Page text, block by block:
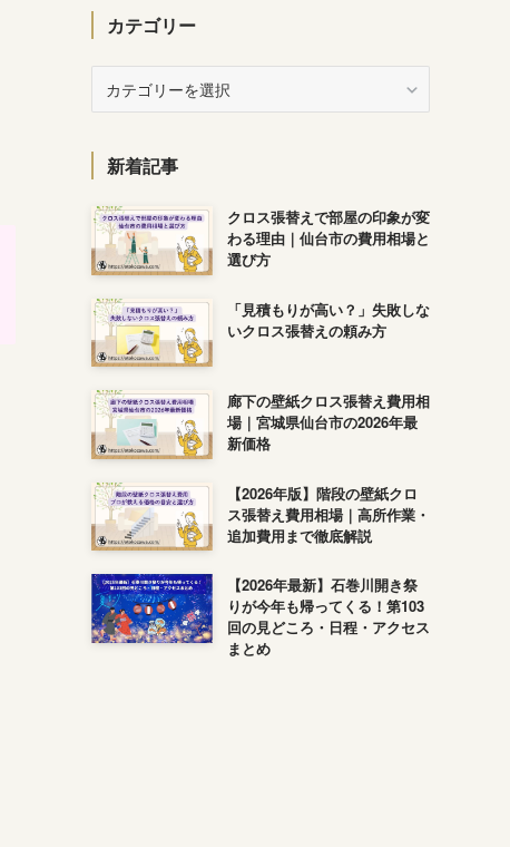
カテゴリー
リ
ー 新着記事
クロス張替えで部屋の印象が変
わる理由｜仙台市の費用相場と
選び方
「見積もりが高い？」失敗しな
いクロス張替えの頼み方
廊下の壁紙クロス張替え費用相
場｜宮城県仙台市の2026年最
新価格
【2026年版】階段の壁紙クロ
ス張替え費用相場｜高所作業・
追加費用まで徹底解説
【2026年最新】石巻川開き祭
りが今年も帰ってくる！第103
回の見どころ・日程・アクセス
まとめ